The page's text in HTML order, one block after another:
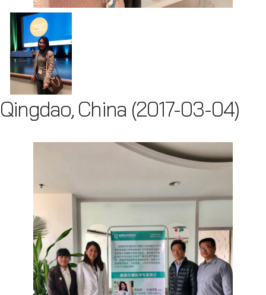
Qingdao, China (2017-03-04)